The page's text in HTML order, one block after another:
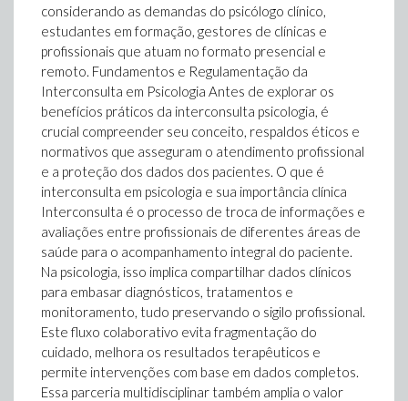
considerando as demandas do psicólogo clínico,
estudantes em formação, gestores de clínicas e
profissionais que atuam no formato presencial e
remoto. Fundamentos e Regulamentação da
Interconsulta em Psicologia Antes de explorar os
benefícios práticos da interconsulta psicologia, é
crucial compreender seu conceito, respaldos éticos e
normativos que asseguram o atendimento profissional
e a proteção dos dados dos pacientes. O que é
interconsulta em psicologia e sua importância clínica
Interconsulta é o processo de troca de informações e
avaliações entre profissionais de diferentes áreas de
saúde para o acompanhamento integral do paciente.
Na psicologia, isso implica compartilhar dados clínicos
para embasar diagnósticos, tratamentos e
monitoramento, tudo preservando o sigilo profissional.
Este fluxo colaborativo evita fragmentação do
cuidado, melhora os resultados terapêuticos e
permite intervenções com base em dados completos.
Essa parceria multidisciplinar também amplia o valor